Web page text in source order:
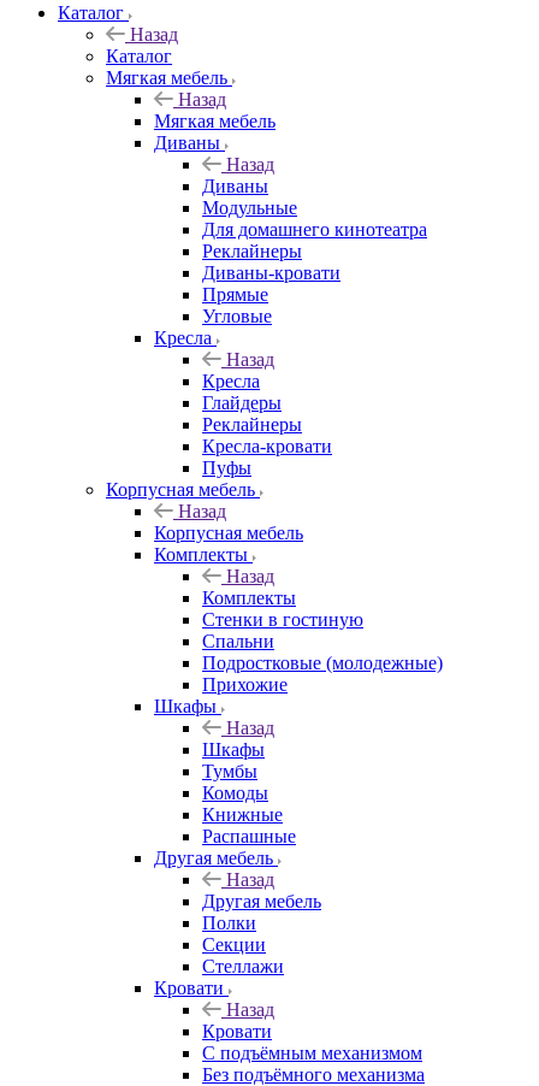
Каталог
Назад
Каталог
Мягкая мебель
Назад
Мягкая мебель
Диваны
Назад
Диваны
Модульные
Для домашнего кинотеатра
Реклайнеры
Диваны-кровати
Прямые
Угловые
Кресла
Назад
Кресла
Глайдеры
Реклайнеры
Кресла-кровати
Пуфы
Корпусная мебель
Назад
Корпусная мебель
Комплекты
Назад
Комплекты
Стенки в гостиную
Спальни
Подростковые (молодежные)
Прихожие
Шкафы
Назад
Шкафы
Тумбы
Комоды
Книжные
Распашные
Другая мебель
Назад
Другая мебель
Полки
Секции
Стеллажи
Кровати
Назад
Кровати
С подъёмным механизмом
Без подъёмного механизма